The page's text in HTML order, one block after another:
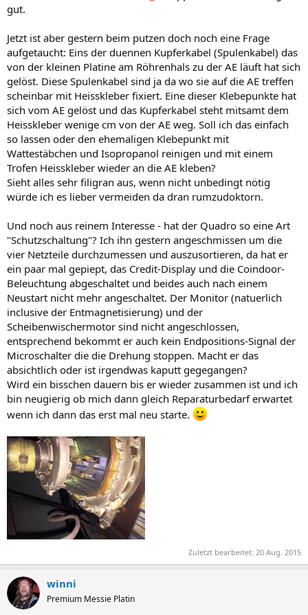
gut.
Jetzt ist aber gestern beim putzen doch noch eine Frage
aufgetaucht: Eins der duennen Kupferkabel (Spulenkabel) das
von der kleinen Platine am Röhrenhals zu der AE läuft hat sich
gelöst. Diese Spulenkabel sind ja da wo sie auf die AE treffen
scheinbar mit Heisskleber fixiert. Eine dieser Klebepunkte hat
sich vom AE gelöst und das Kupferkabel steht mitsamt dem
Heisskleber wenige cm von der AE weg. Soll ich das einfach
so lassen oder den ehemaligen Klebepunkt mit
Wattestäbchen und Isopropanol reinigen und mit einem
Trofen Heisskleber wieder an die AE kleben?
Sieht alles sehr filigran aus, wenn nicht unbedingt nötig
würde ich es lieber vermeiden da dran rumzudoktorn.
Und noch aus reinem Interesse - hat der Quadro so eine Art
"Schutzschaltung"? Ich ihn gestern angeschmissen um die
vier Netzteile durchzumessen und auszusortieren, da hat er
ein paar mal gepiept, das Credit-Display und die Coindoor-
Beleuchtung abgeschaltet und beides auch nach einem
Neustart nicht mehr angeschaltet. Der Monitor (natuerlich
inclusive der Entmagnetisierung) und der
Scheibenwischermotor sind nicht angeschlossen,
entsprechend bekommt er auch kein Endpositions-Signal der
Microschalter die die Drehung stoppen. Macht er das
absichtlich oder ist irgendwas kaputt gegegangen?
Wird ein bisschen dauern bis er wieder zusammen ist und ich
bin neugierig ob mich dann gleich Reparaturbedarf erwartet
wenn ich dann das erst mal neu starte.
Zuletzt bearbeitet: 20 Aug. 2015
winni
Premium Messie Platin